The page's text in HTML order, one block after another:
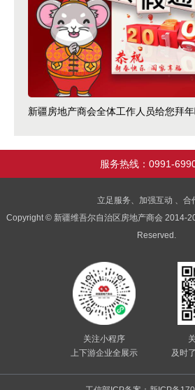
新疆房地产商会全体工作人员给您拜年
服务热线：0991-
立足服务、加强互动 、合
Copyright © 新疆维吾尔自治区房地产商会 2014-
Reserved.
关注小程序
上下游企业全展示
及时